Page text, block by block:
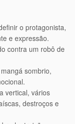
o protagonista,
e expressão.
contra um robô de
sombrio,
vertical, vários
destroços e